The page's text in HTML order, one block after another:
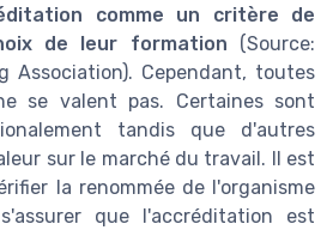
comme un critère de
de leur formation (Source:
Association). Cependant, toutes
se valent pas. Certaines sont
tandis que d'autres
sur le marché du travail. Il est
la renommée de l'organisme
que l'accréditation est